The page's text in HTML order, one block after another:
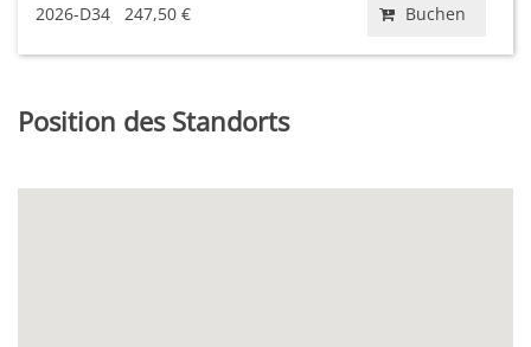
2026-D34 247,50 € Buchen
Position des Standorts